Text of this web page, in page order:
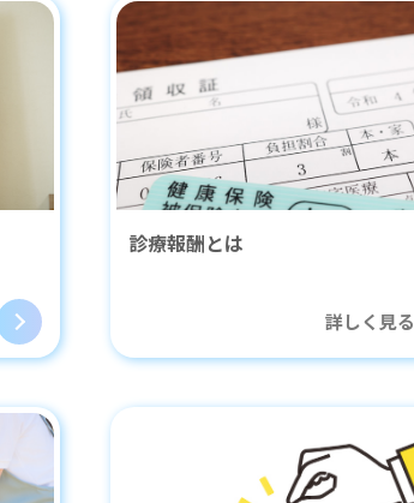
診療報酬とは
詳しく見る